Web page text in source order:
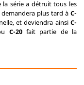
série a détruit tous les
demandera plus tard àC-
et deviendra ainsiC-
C-20fait partie de la